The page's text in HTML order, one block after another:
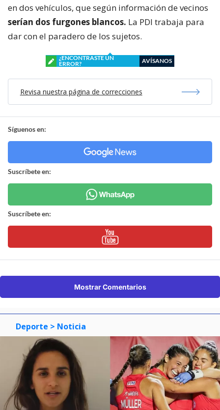
en dos vehículos, que según información de vecinos
serían dos furgones blancos. La PDI trabaja para
dar con el paradero de los sujetos.
¿ENCONTRASTE UN
ERROR?
AVÍSANOS
Revisa nuestra página de correcciones
Síguenos en:
Suscríbete en:
Suscríbete en:
Mostrar Comentarios
Deporte > Noticia